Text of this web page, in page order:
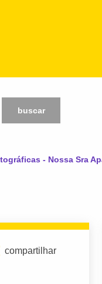
buscar
- Nossa Sra
compartilhar